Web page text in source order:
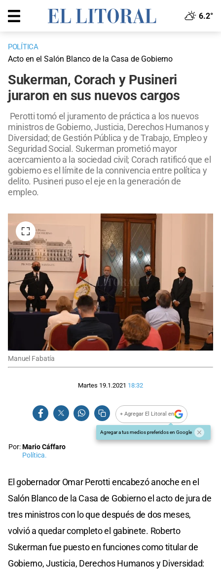
6.2°
POLÍTICA
Acto en el Salón Blanco de la Casa de Gobierno
Sukerman, Corach y Pusineri
juraron en sus nuevos cargos
Perotti tomó el juramento de práctica a los nuevos
ministros de Gobierno, Justicia, Derechos Humanos y
Diversidad; de Gestión Pública y de Trabajo, Empleo y
Seguridad Social. Sukerman prometió mayor
acercamiento a la sociedad civil; Corach ratificó que el
gobierno es el límite de la connivencia entre política y
delito. Pusineri puso el eje en la generación de
empleo.
Manuel Fabatía
Martes 19.1.2021 18:32
+ Agregar El Litoral en
Agregar a tus medios preferidos en Google
Por:Mario Cáffaro
Política.
El gobernador Omar Perotti encabezó anoche en el
Salón Blanco de la Casa de Gobierno el acto de jura de
tres ministros con lo que después de dos meses,
volvió a quedar completo el gabinete. Roberto
Sukerman fue puesto en funciones como titular de
Gobierno, Justicia, Derechos Humanos y Diversidad: